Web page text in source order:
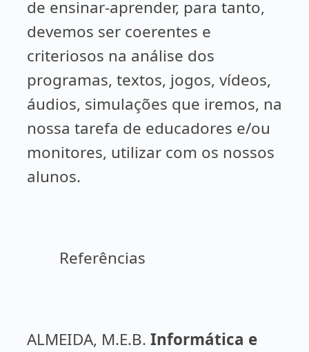
de ensinar-aprender, para tanto,
devemos ser coerentes e
criteriosos na análise dos
programas, textos, jogos, vídeos,
áudios, simulações que iremos, na
nossa tarefa de educadores e/ou
monitores, utilizar com os nossos
alunos.
Referências
ALMEIDA, M.E.B. Informática e